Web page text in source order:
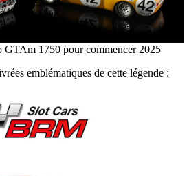
1750 pour commencer 2025
emblématiques de cette légende :